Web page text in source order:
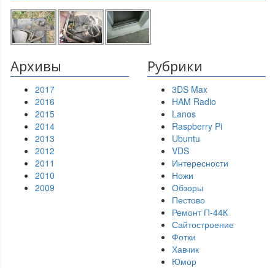
Архивы
2017
2016
2015
2014
2013
2012
2011
2010
2009
Рубрики
3DS Max
HAM Radio
Lanos
Raspberry Pi
Ubuntu
VDS
Интересности
Ножи
Обзоры
Пестово
Ремонт П-44К
Сайтостроение
Фотки
Хавчик
Юмор